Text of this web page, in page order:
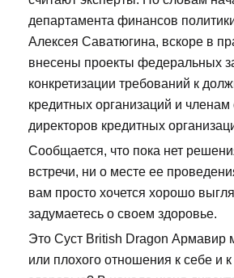
департамента финансов
Алексея Саватюгина, вскоре в
внесены проекты федеральных
конкретизации требований к
кредитных организаций и членам
директоров кредитных
Сообщается, что пока нет
встречи, ни о месте ее
вам просто хочется хорошо
задумаетесь о своем здоровье.
Это Суст British Dragon Армавир
или плохого отношения к себе и